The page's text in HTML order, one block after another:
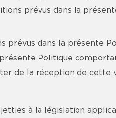
prévus dans la
prévus dans la présente
Politique
de la réception de cette
à la législation